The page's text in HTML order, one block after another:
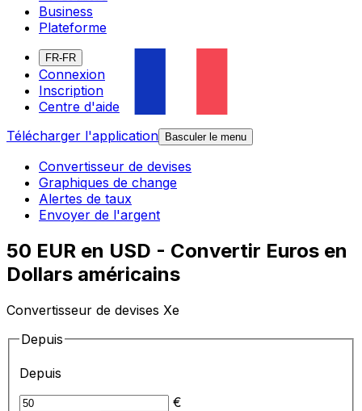
Business
Plateforme
FR-FR
Connexion
Inscription
Centre d'aide
Télécharger l'application
Basculer le menu
Convertisseur de devises
Graphiques de change
Alertes de taux
Envoyer de l'argent
50 EUR en USD - Convertir Euros en
Dollars américains
Convertisseur de devises Xe
Depuis
Depuis
€